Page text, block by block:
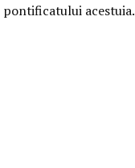
acestuia.